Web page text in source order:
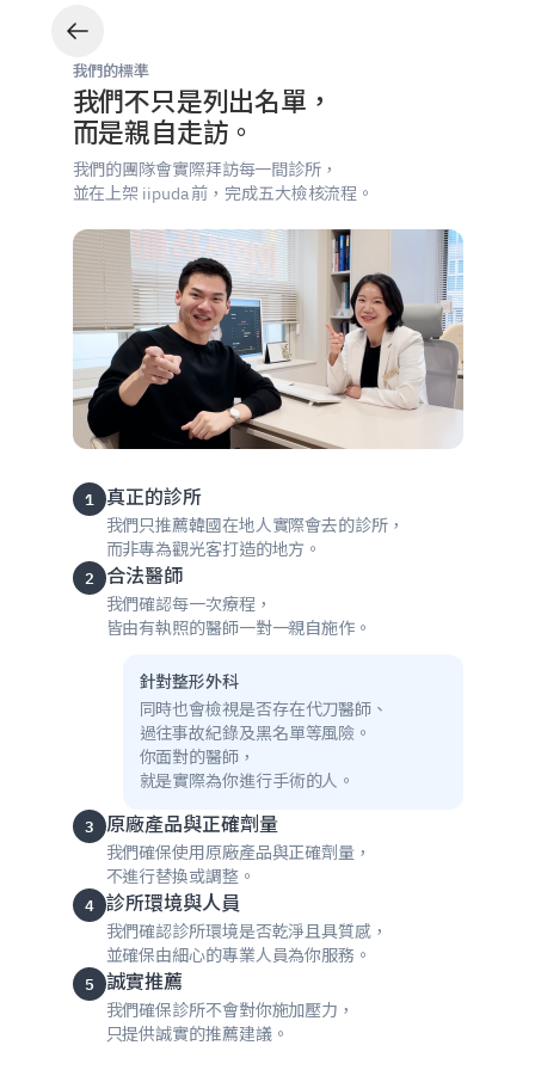
iipuda 的承諾：5步驗證守護您的美麗
拒絕大理石醫美陷阱！iipuda 團隊親自走訪，針對醫師
我們的標準
我們不只是列出名單，
而是親自走訪。
我們的團隊會實際拜訪每一間診所，
並在上架 iipuda 前，完成五大檢核流程。
1 真正的診所
我們只推薦韓國在地人實際會去的診所，
而非專為觀光客打造的地方。
2 合法醫師
我們確認每一次療程，
皆由有執照的醫師一對一親自施作。
針對整形外科
同時也會檢視是否存在代刀醫師、
過往事故紀錄及黑名單等風險。
你面對的醫師，
就是實際為你進行手術的人。
3 原廠產品與正確劑量
我們確保使用原廠產品與正確劑量，
不進行替換或調整。
4 診所環境與人員
我們確認診所環境是否乾淨且具質感，
並確保由細心的專業人員為你服務。
5 誠實推薦
我們確保診所不會對你施加壓力，
只提供誠實的推薦建議。